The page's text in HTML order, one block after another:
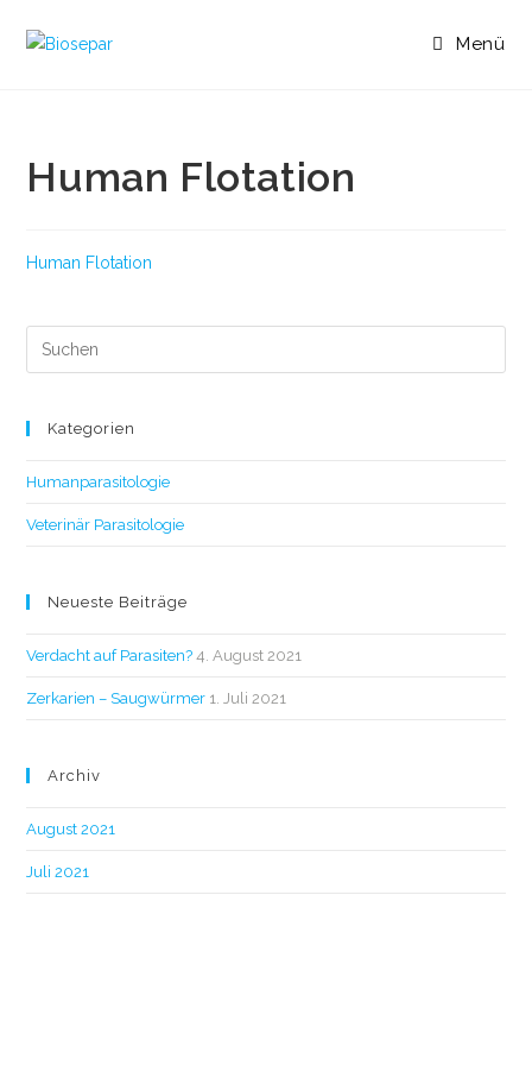
Menü
Human Flotation
Human Flotation
Kategorien
Humanparasitologie
Veterinär Parasitologie
Neueste Beiträge
Verdacht auf Parasiten? 4. August 2021
Zerkarien – Saugwürmer 1. Juli 2021
Archiv
August 2021
Juli 2021